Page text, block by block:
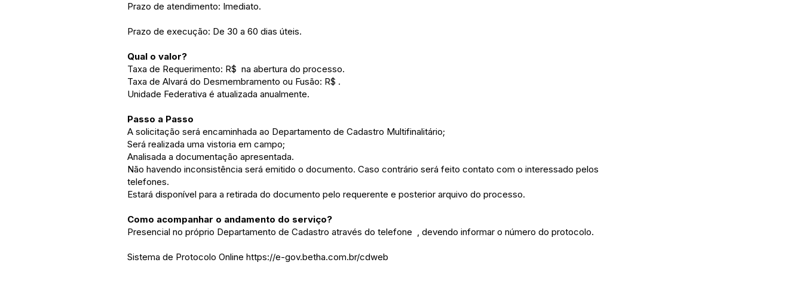
Prazo de atendimento: Imediato.
Prazo de execução: De 30 a 60 dias úteis.
Qual o valor?
Taxa de Requerimento: R$ na abertura do processo.
Taxa de Alvará do Desmembramento ou Fusão: R$ .
Unidade Federativa é atualizada anualmente.
Passo a Passo
A solicitação será encaminhada ao Departamento de Cadastro Multifinalitário;
Será realizada uma vistoria em campo;
Analisada a documentação apresentada.
Não havendo inconsistência será emitido o documento. Caso contrário será feito contato com o interessado pelos
telefones.
Estará disponível para a retirada do documento pelo requerente e posterior arquivo do processo.
Como acompanhar o andamento do serviço?
Presencial no próprio Departamento de Cadastro através do telefone , devendo informar o número do protocolo.
Sistema de Protocolo Online https://e-gov.betha.com.br/cdweb